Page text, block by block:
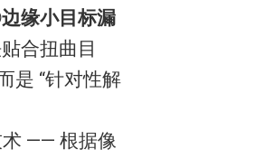
边缘小目标漏
合扭曲目
是 “针对性解
术 —— 根据像